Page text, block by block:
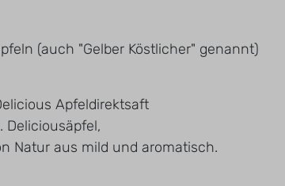
(auch "Gelber Köstlicher" genannt)
Apfeldirektsaft
Deliciousäpfel,
Natur aus mild und aromatisch.